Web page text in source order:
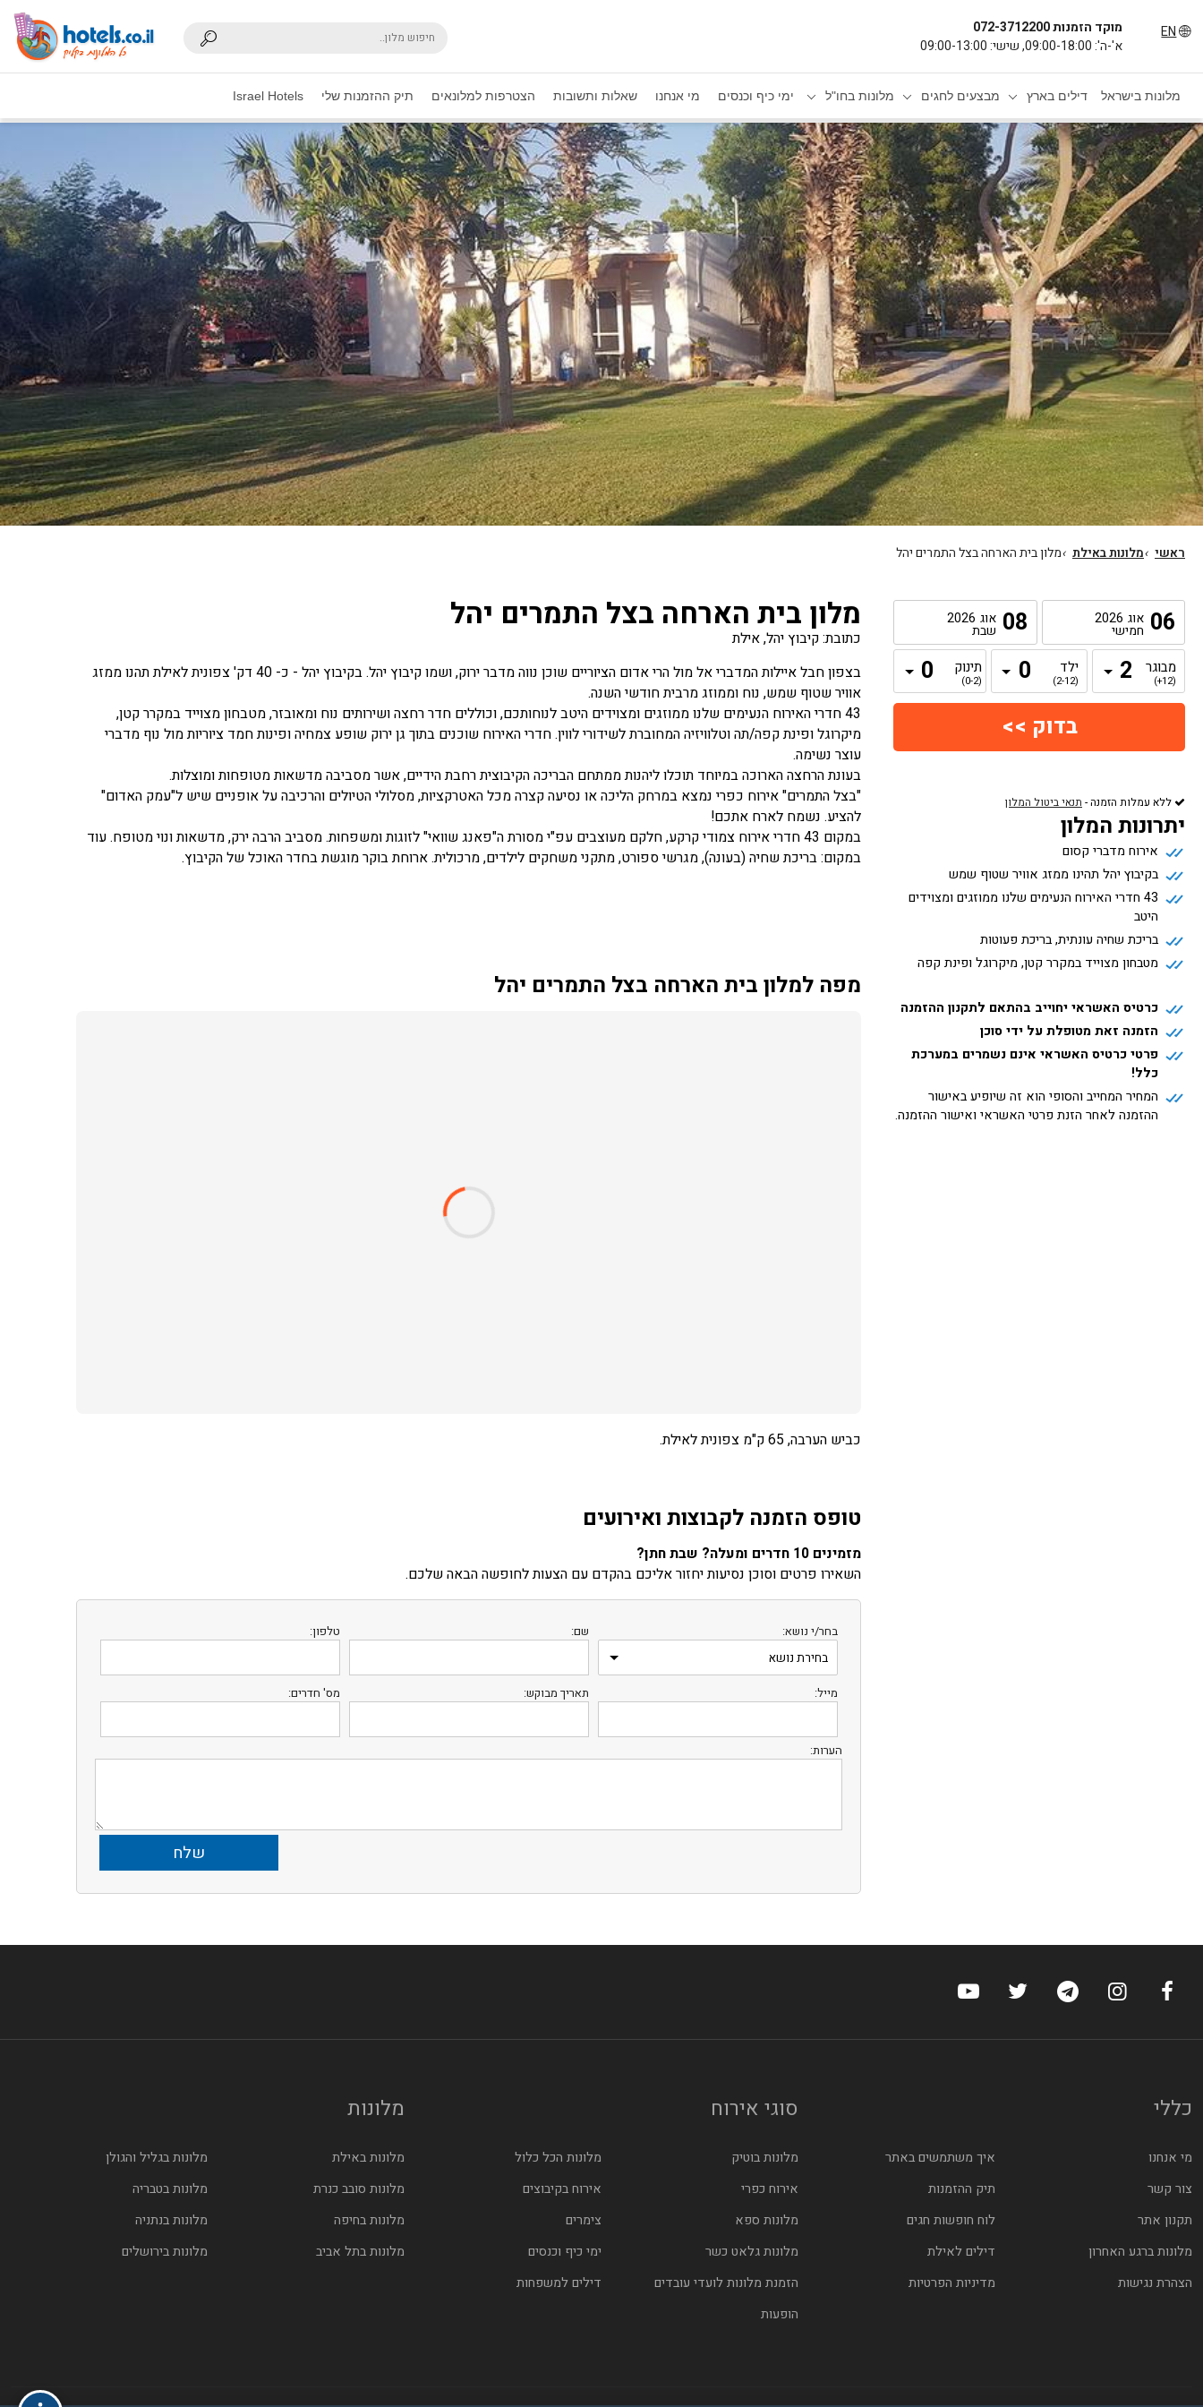
EN
מוקד הזמנות 072-3712200
א'-ה': 09:00-18:00, שישי: 09:00-13:00
מלונות בישראל דילים בארץ מבצעים לחגים מלונות בחו"ל ימי כיף וכנסים מי אנחנו שאלות ותשובות הצטרפות למלונאים תיק ההזמנות שלי Israel Hotels
ראשי ›מלונות באילת ›מלון בית הארחה בצל התמרים יהל
06 אוג 2026
חמישי 08 אוג 2026
שבת
מבוגר
(12+)
ילד
(2-12)
תינוק
(0-2)
ללא עמלות הזמנה- תנאי ביטול המלון
יתרונות המלון
אירוח מדברי קסום
בקיבוץ יהל תהינו ממזג אוויר שטוף שמש
43 חדרי האירוח הנעימים שלנו ממוזגים ומצוידים
היטב
בריכת שחיה עונתית, בריכת פעוטות
מטבחון מצוייד במקרר קטן, מיקרוגל ופינת קפה
כרטיס האשראי יחוייב בהתאם לתקנון ההזמנה
הזמנה זאת מטופלת על ידי סוכן
פרטי כרטיס האשראי אינם נשמרים במערכת
כלל!
המחיר המחייב והסופי הוא זה שיופיע באישור
ההזמנה לאחר הזנת פרטי האשראי ואישור ההזמנה.
מלון בית הארחה בצל התמרים יהל
כתובת: קיבוץ יהל, אילת
בצפון חבל איילות המדברי אל מול הרי אדום הציוריים שוכן נווה מדבר ירוק, ושמו קיבוץ יהל. בקיבוץ יהל - כ- 40 דק' צפונית לאילת תהנו ממזג
אוויר שטוף שמש, נוח וממוזג מרבית חודשי השנה.
43 חדרי האירוח הנעימים שלנו ממוזגים ומצוידים היטב לנוחותכם, וכוללים חדר רחצה ושירותים נוח ומאובזר, מטבחון מצוייד במקרר קטן,
מיקרוגל ופינת קפה/תה וטלוויזיה המחוברת לשידורי לווין. חדרי האירוח שוכנים בתוך גן ירוק שופע צמחיה ופינות חמד ציוריות מול נוף מדברי
עוצר נשימה.
בעונת הרחצה הארוכה במיוחד תוכלו ליהנות ממתחם הבריכה הקיבוצית רחבת הידיים, אשר מסביבה מדשאות מטופחות ומוצלות.
"בצל התמרים" אירוח כפרי נמצא במרחק הליכה או נסיעה קצרה מכל האטרקציות, מסלולי הטיולים והרכיבה על אופניים שיש ל"עמק האדום"
להציע. נשמח לארח אתכם!
במקום 43 חדרי אירוח צמודי קרקע, חלקם מעוצבים עפ"י מסורת ה"פאנג שוואי" לזוגות ומשפחות. מסביב הרבה ירק, מדשאות ונוי מטופח. עוד
במקום: בריכת שחיה (בעונה), מגרשי ספורט, מתקני משחקים לילדים, מרכולית. ארוחת בוקר מוגשת בחדר האוכל של הקיבוץ.
מפה למלון בית הארחה בצל התמרים יהל
כביש הערבה, 65 ק"מ צפונית לאילת.
טופס הזמנה לקבוצות ואירועים
מזמינים 10 חדרים ומעלה? שבת חתן?
השאירו פרטים וסוכן נסיעות יחזור אליכם בהקדם עם הצעות לחופשה הבאה שלכם.
בחר/י נושא: שם: טלפון:
מייל: תאריך מבוקש: מס' חדרים:
הערות:
ערוץ הפייסבוק של הוטלס
ערוץ האינסטגרם של הוטלס
ערוץ הטלגרם של הוטלס
ערוץ טוויטר של הוטלס
ערוץ היוטיוב של הוטלס
כללי
מי אנחנו
איך משתמשים באתר
צור קשר
תיק ההזמנות
תקנון אתר
לוח חופשות חגים
מלונות ברגע האחרון
דילים לאילת
הצהרת נגישות
מדיניות הפרטיות
סוגי אירוח
מלונות בוטיק
מלונות הכל כלול
אירוח כפרי
אירוח בקיבוצים
מלונות ספא
צימרים
מלונות גלאט כשר
ימי כיף וכנסים
הזמנת מלונות לועדי עובדים
דילים למשפחות
הופעות
מלונות
מלונות באילת
מלונות בגליל והגולן
מלונות סובב כנרת
מלונות בטבריה
מלונות בחיפה
מלונות בנתניה
מלונות בתל אביב
מלונות בירושלים